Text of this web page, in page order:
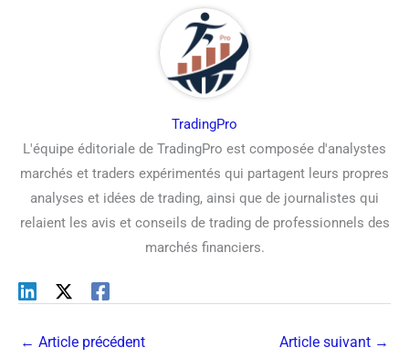
TradingPro
L'équipe éditoriale de TradingPro est composée d'analystes
marchés et traders expérimentés qui partagent leurs propres
analyses et idées de trading, ainsi que de journalistes qui
relaient les avis et conseils de trading de professionnels des
marchés financiers.
← Article précédent Article suivant →